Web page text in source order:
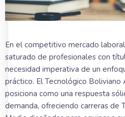
En el competitivo mercado
saturado de profesionales con
necesidad imperativa de un
práctico. El Tecnológico Boliviano
posiciona como una respuesta
demanda, ofreciendo carreras de